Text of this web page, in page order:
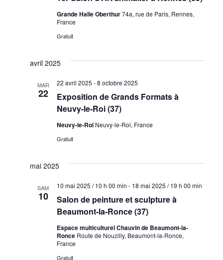
Grande Halle Oberthur74a, rue de Paris, Rennes,
France
Gratuit
avril 2025
MAR
22
Exposition de Grands Formats à
Neuvy-le-Roi (37)
22 avril 2025 -8 octobre 2025
Neuvy-le-Roi Neuvy-le-Roi, France
Gratuit
mai 2025
SAM
10
Salon de peinture et sculpture à
Beaumont-la-Ronce (37)
10 mai 2025 / 10 h 00 min - 18 mai 2025 / 19 h 00 min
Espace multiculturel Chauvin de Beaumont-la-
Ronce Route de Nouzilly, Beaumont-la-Ronce,
France
Gratuit